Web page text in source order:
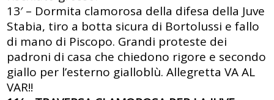
13′ – Dormita clamorosa della difesa della Juve
Stabia, tiro a botta sicura di Bortolussi e fallo
di mano di Piscopo. Grandi proteste dei
padroni di casa che chiedono rigore e secondo
giallo per l’esterno gialloblù. Allegretta VA AL
VAR!!